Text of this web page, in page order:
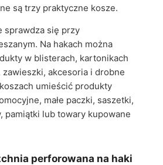
są trzy praktyczne kosze.
sprawdza się przy
Na hakach można
w blisterach, kartonikach
akcesoria i drobne
umieścić produkty
małe paczki, saszetki,
pamiątki lub towary kupowane
perforowana na haki